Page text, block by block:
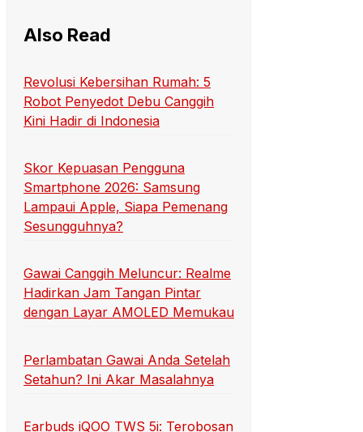
Also Read
Revolusi Kebersihan Rumah: 5
Robot Penyedot Debu Canggih
Kini Hadir di Indonesia
Skor Kepuasan Pengguna
Smartphone 2026: Samsung
Lampaui Apple, Siapa Pemenang
Sesungguhnya?
Gawai Canggih Meluncur: Realme
Hadirkan Jam Tangan Pintar
dengan Layar AMOLED Memukau
Perlambatan Gawai Anda Setelah
Setahun? Ini Akar Masalahnya
Earbuds iQOO TWS 5i: Terobosan